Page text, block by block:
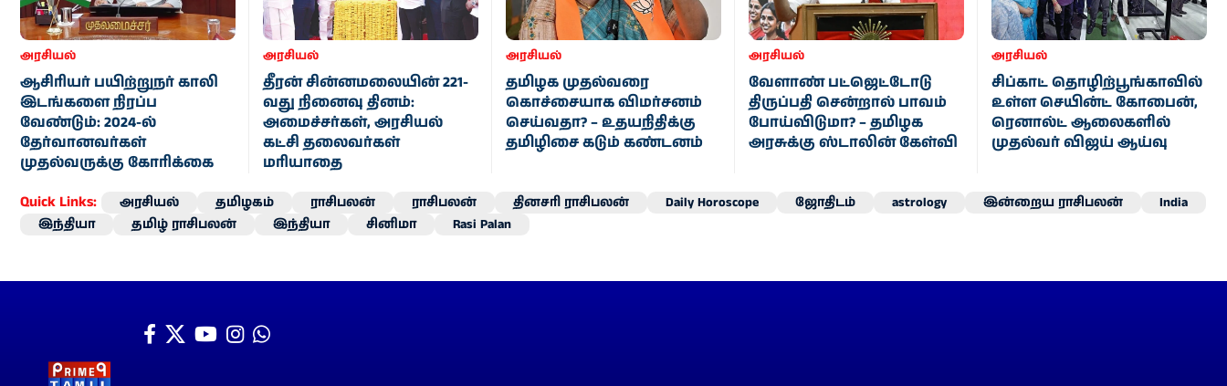
அரசியல்
ஆசிரியர் பயிற்றுநர் காலி
இடங்களை நிரப்ப
வேண்டும்: 2024-ல்
தேர்வானவர்கள்
முதல்வருக்கு கோரிக்கை
அரசியல்
தீரன் சின்னமலையின் 221-
வது நினைவு தினம்:
அமைச்சர்கள், அரசியல்
கட்சி தலைவர்கள்
மரியாதை
அரசியல்
தமிழக முதல்வரை
கொச்சையாக விமர்சனம்
செய்வதா? – உதயநிதிக்கு
தமிழிசை கடும் கண்டனம்
அரசியல்
வேளாண் பட்ஜெட்டோடு
திருப்பதி சென்றால் பாவம்
போய்விடுமா? – தமிழக
அரசுக்கு ஸ்டாலின் கேள்வி
அரசியல்
சிப்காட் தொழிற்பூங்காவில்
உள்ள செயின்ட் கோபைன்,
ரெனால்ட் ஆலைகளில்
முதல்வர் விஜய் ஆய்வு
Quick Links: அரசியல் தமிழகம் ராசிபலன் ராசிபலன் தினசரி ராசிபலன் Daily Horoscope ஜோதிடம் astrology இன்றைய ராசிபலன்
India
இந்தியா
தமிழ் ராசிபலன் இந்தியா சினிமா Rasi Palan